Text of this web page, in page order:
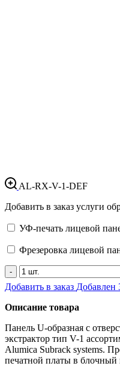
AL-RX-V-1-DEF
Добавить в заказ услуги
УФ-печать лицевой
Фрезеровка лицевой
-
Добавить в заказ Добавлен
Описание товара
Панель U-образная с
экстрактор тип V-1
Alumica Subrack systems.
печатной платы в блочный